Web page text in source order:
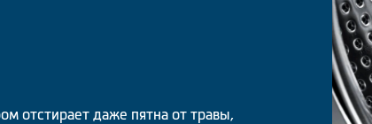
отстирает даже пятна от травы,